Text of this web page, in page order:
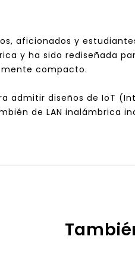
aficionados y
y ha sido rediseñada
compacto.
admitir diseños de IoT
de LAN inalámbrica